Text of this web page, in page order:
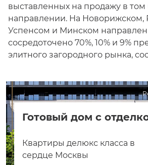
выставленных на продажу в
направлении. На Новорижском,
Успенсом и Минском
сосредоточено 70%, 10% и 9%
элитного загородного рынка,
Готовый дом с
Квартиры делюкс класса в
сердце Москвы